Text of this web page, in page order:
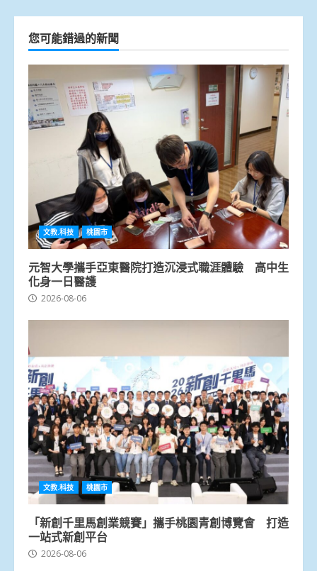
您可能錯過的新聞
文教.科技 桃園市
元智大學攜手亞東醫院打造沉浸式職涯體驗 高中生
化身一日醫護
2026-08-06
文教.科技 桃園市
「新創千里馬創業競賽」攜手桃園青創博覽會 打造
一站式新創平台
2026-08-06